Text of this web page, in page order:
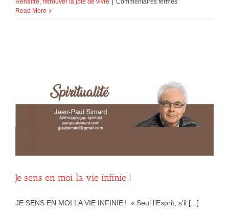
Renaître, retrouver la joie de vivre Commentaires fermés
le
Read More
Je sens en moi la vie infinie !
JE SENS EN MOI LA VIE INFINIE ! « Seul l’Esprit, s’il [...]